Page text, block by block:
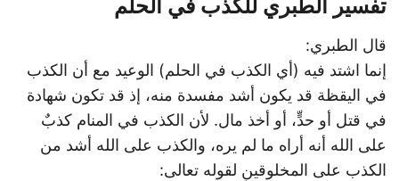
تفسير الطبري للكذب في الحلم
قال الطبري:
إنما اشتد فيه (أي الكذب في الحلم) الوعيد مع أن الكذب
في اليقظة قد يكون أشد مفسدة منه، إذ قد تكون شهادة
في قتل أو حدٍّ، أو أخذ مال. لأن الكذب في المنام كذبٌ
على الله أنه أراه ما لم يره، والكذب على الله أشد من
الكذب على المخلوقين لقوله تعالى: